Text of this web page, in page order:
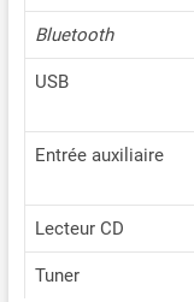
Bluetooth
USB
Entrée auxiliaire
Lecteur CD
Tuner